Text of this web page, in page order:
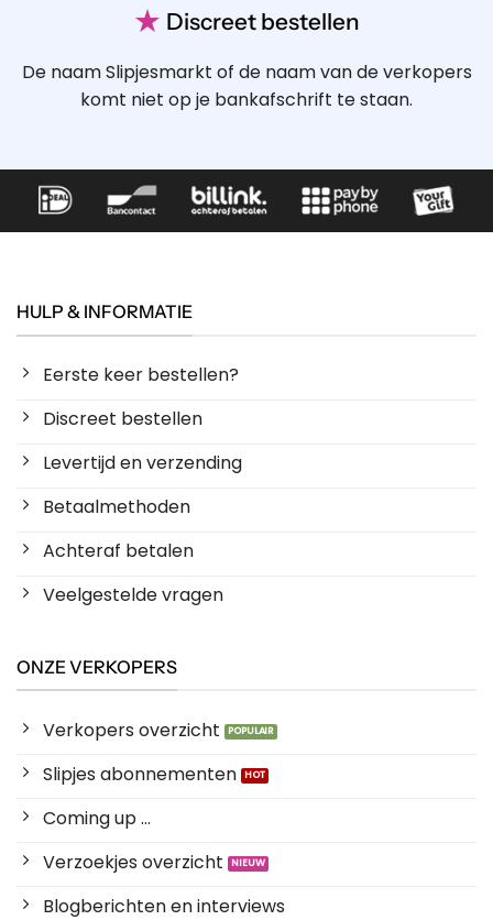
★ Discreet bestellen
De naam Slipjesmarkt of de naam van de verkopers
komt niet op je bankafschrift te staan.
HULP & INFORMATIE
Eerste keer bestellen?
Discreet bestellen
Levertijd en verzending
Betaalmethoden
Achteraf betalen
Veelgestelde vragen
ONZE VERKOPERS
Verkopers overzicht
Slipjes abonnementen
Coming up ...
Verzoekjes overzicht
Blogberichten en interviews